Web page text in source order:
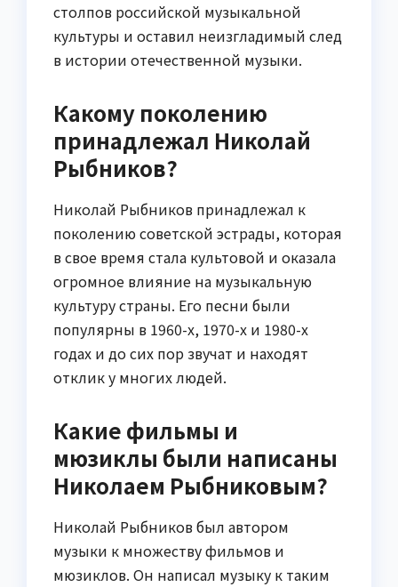
столпов российской музыкальной
культуры и оставил неизгладимый след
в истории отечественной музыки.
Какому поколению
принадлежал Николай
Рыбников?
Николай Рыбников принадлежал к
поколению советской эстрады, которая
в свое время стала культовой и оказала
огромное влияние на музыкальную
культуру страны. Его песни были
популярны в 1960-х, 1970-х и 1980-х
годах и до сих пор звучат и находят
отклик у многих людей.
Какие фильмы и
мюзиклы были написаны
Николаем Рыбниковым?
Николай Рыбников был автором
музыки к множеству фильмов и
мюзиклов. Он написал музыку к таким